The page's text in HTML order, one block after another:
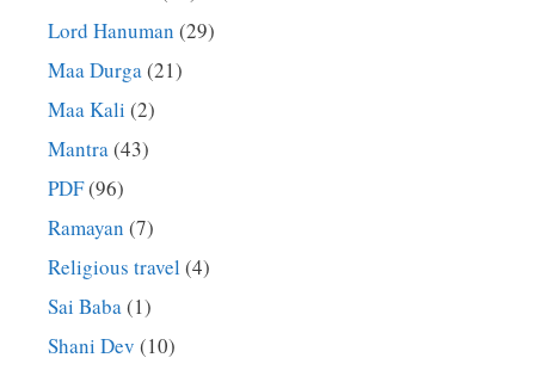
Lord Hanuman (29)
Maa Durga(21)
Maa Kali (2)
Mantra(43)
PDF(96)
Ramayan (7)
Religious travel (4)
Sai Baba(1)
Shani Dev (10)